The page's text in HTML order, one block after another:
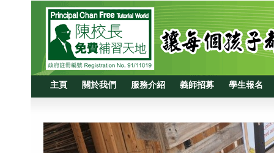
主頁 關於我們 服務介紹 義師招募 學生報名